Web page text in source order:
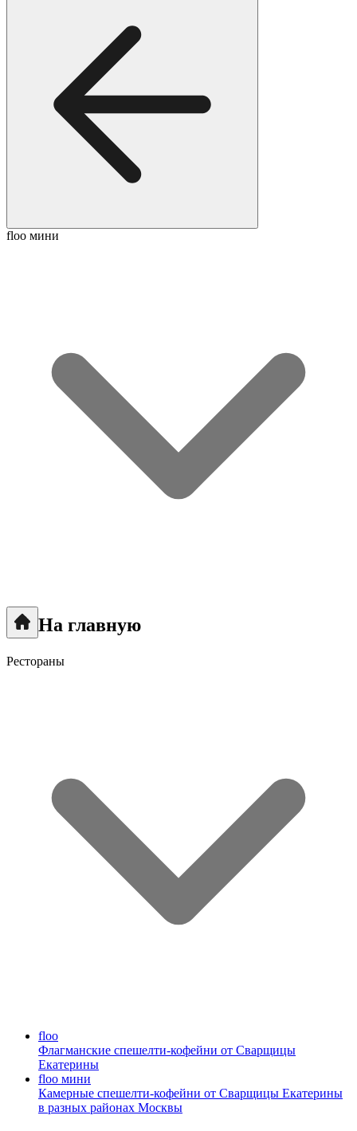
floo мини
На главную
Рестораны
floo
Флагманские спешелти-кофейни от Сварщицы
Екатерины
floo мини
Камерные спешелти-кофейни от Сварщицы Екатерины
в разных районах Москвы